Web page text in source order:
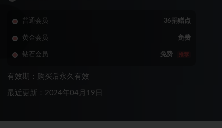
普通会员 36捐赠点
黄金会员 免费
钻石会员 免费 推荐
有效期：购买后永久有效
最近更新：2024年04月19日